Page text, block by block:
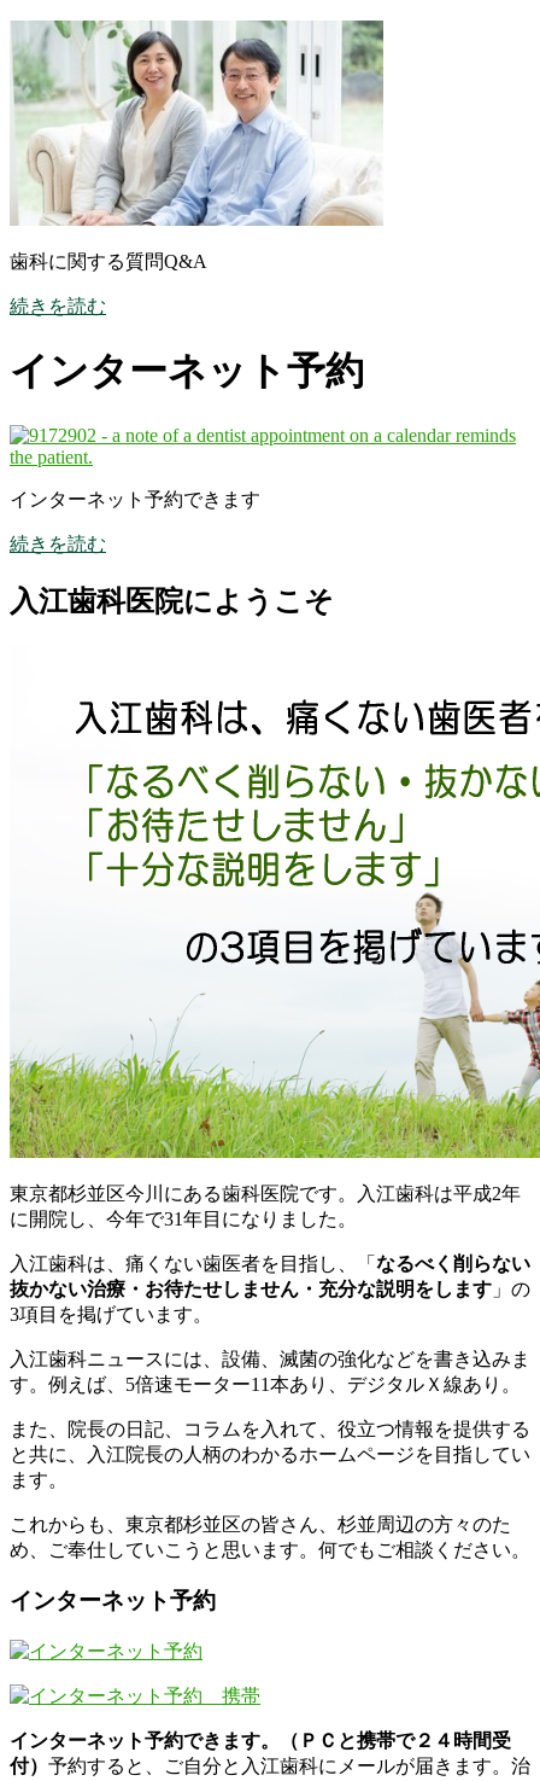
歯科に関する質問Q&A
続きを読む
インターネット予約
インターネット予約できます
続きを読む
入江歯科医院にようこそ
東京都杉並区今川にある歯科医院です。入江歯科は平成2年
に開院し、今年で31年目になりました。
入江歯科は、痛くない歯医者を目指し、「 なるべく削らない
抜かない治療・お待たせしません・充分な説明をします 」の
3項目を掲げています。
入江歯科ニュースには、設備、滅菌の強化などを書き込みま
す。例えば、5倍速モーター11本あり、デジタルＸ線あり。
また、院長の日記、コラムを入れて、役立つ情報を提供する
と共に、入江院長の人柄のわかるホームページを目指してい
ます。
これからも、東京都杉並区の皆さん、杉並周辺の方々のた
め、ご奉仕していこうと思います。何でもご相談ください。
インターネット予約
インターネット予約できます。（ＰＣと携帯で２４時間受
付） 予約すると、ご自分と入江歯科にメールが届きます。治